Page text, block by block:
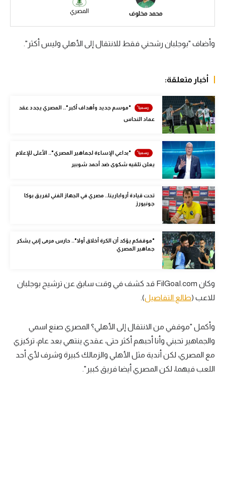
رياضات أخرى
كرة السلة الأمريكية
كرة سلة
كرة يد
كرة طائرة
الوطن العربي
رياضة نسائية
آسيا
أمريكا
ركن الألعاب
أقسام خاصة
ميركاتو
تحقيق في الجول
تقرير في الجول
محمد مخلوف المصري
وأضاف "بوجلبان رشحني فقط للانتقال إلى الأهلي وليس أكثر".
أخبار متعلقة:
"موسم جديد وأهداف أكبر".. المصري يجدد عقد
عماد النحاس
"بداعي الإساءة لجماهير المصري".. الأعلى للإعلام
يعلن تلقيه شكوى ضد أحمد شوبير
تحت قيادة أروابارينا.. مصري في الجهاز الفني لفريق بوكا
جونيورز
"موقفكم يؤكد أن الكرة أخلاق أولا".. حارس مرمى إنبي يشكر
جماهير المصري
وكان FilGoal.com قد كشف في وقت سابق عن ترشيح بوجلبان
للاعب (طالع التفاصيل).
وأكمل "موقفي من الانتقال إلى الأهلي؟ المصري صنع اسمي
والجماهير تحبني وأنا أحبهم أكثر حتى، عقدي ينتهي بعد عام، تركيزي
مع المصري، لكن أندية مثل الأهلي والزمالك كبيرة وشرف لأي أحد
اللعب فيهما، لكن المصري أيضا فريق كبير".